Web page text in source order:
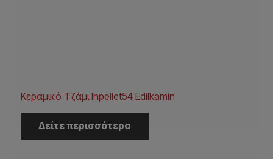
Κεραμικό Τζάμι Inpellet54 Edilkamin
Δείτε περισσότερα